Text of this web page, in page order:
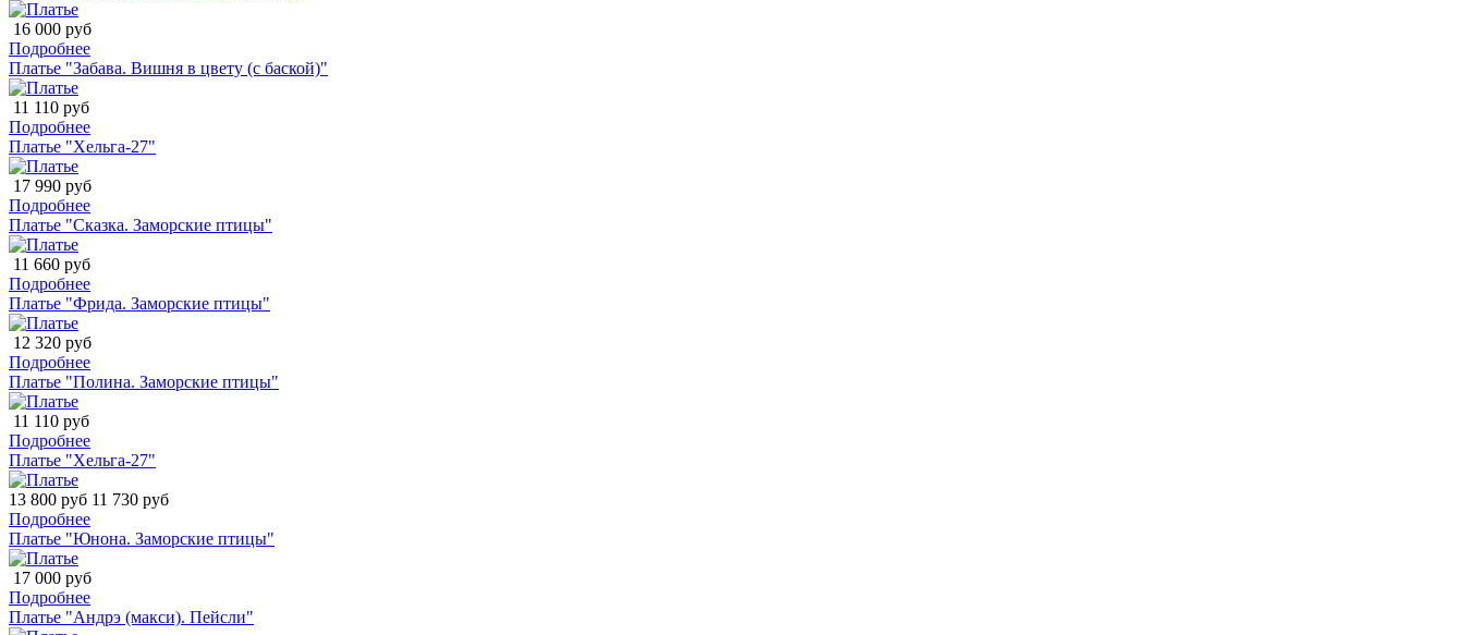
16 000 руб
Подробнее
Платье "Забава. Вишня в цвету (с баской)"
11 110 руб
Подробнее
Платье "Хельга-27"
17 990 руб
Подробнее
Платье "Сказка. Заморские птицы"
11 660 руб
Подробнее
Платье "Фрида. Заморские птицы"
12 320 руб
Подробнее
Платье "Полина. Заморские птицы"
11 110 руб
Подробнее
Платье "Хельга-27"
13 800 руб 11 730 руб
Подробнее
Платье "Юнона. Заморские птицы"
17 000 руб
Подробнее
Платье "Андрэ (макси). Пейсли"